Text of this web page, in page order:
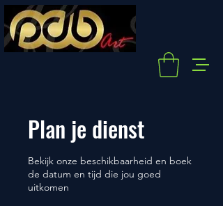
Plan je dienst
Bekijk onze beschikbaarheid en boek
de datum en tijd die jou goed
uitkomen